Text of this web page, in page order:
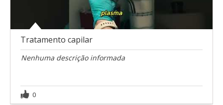
Tratamento capilar
Nenhuma descrição informada
0